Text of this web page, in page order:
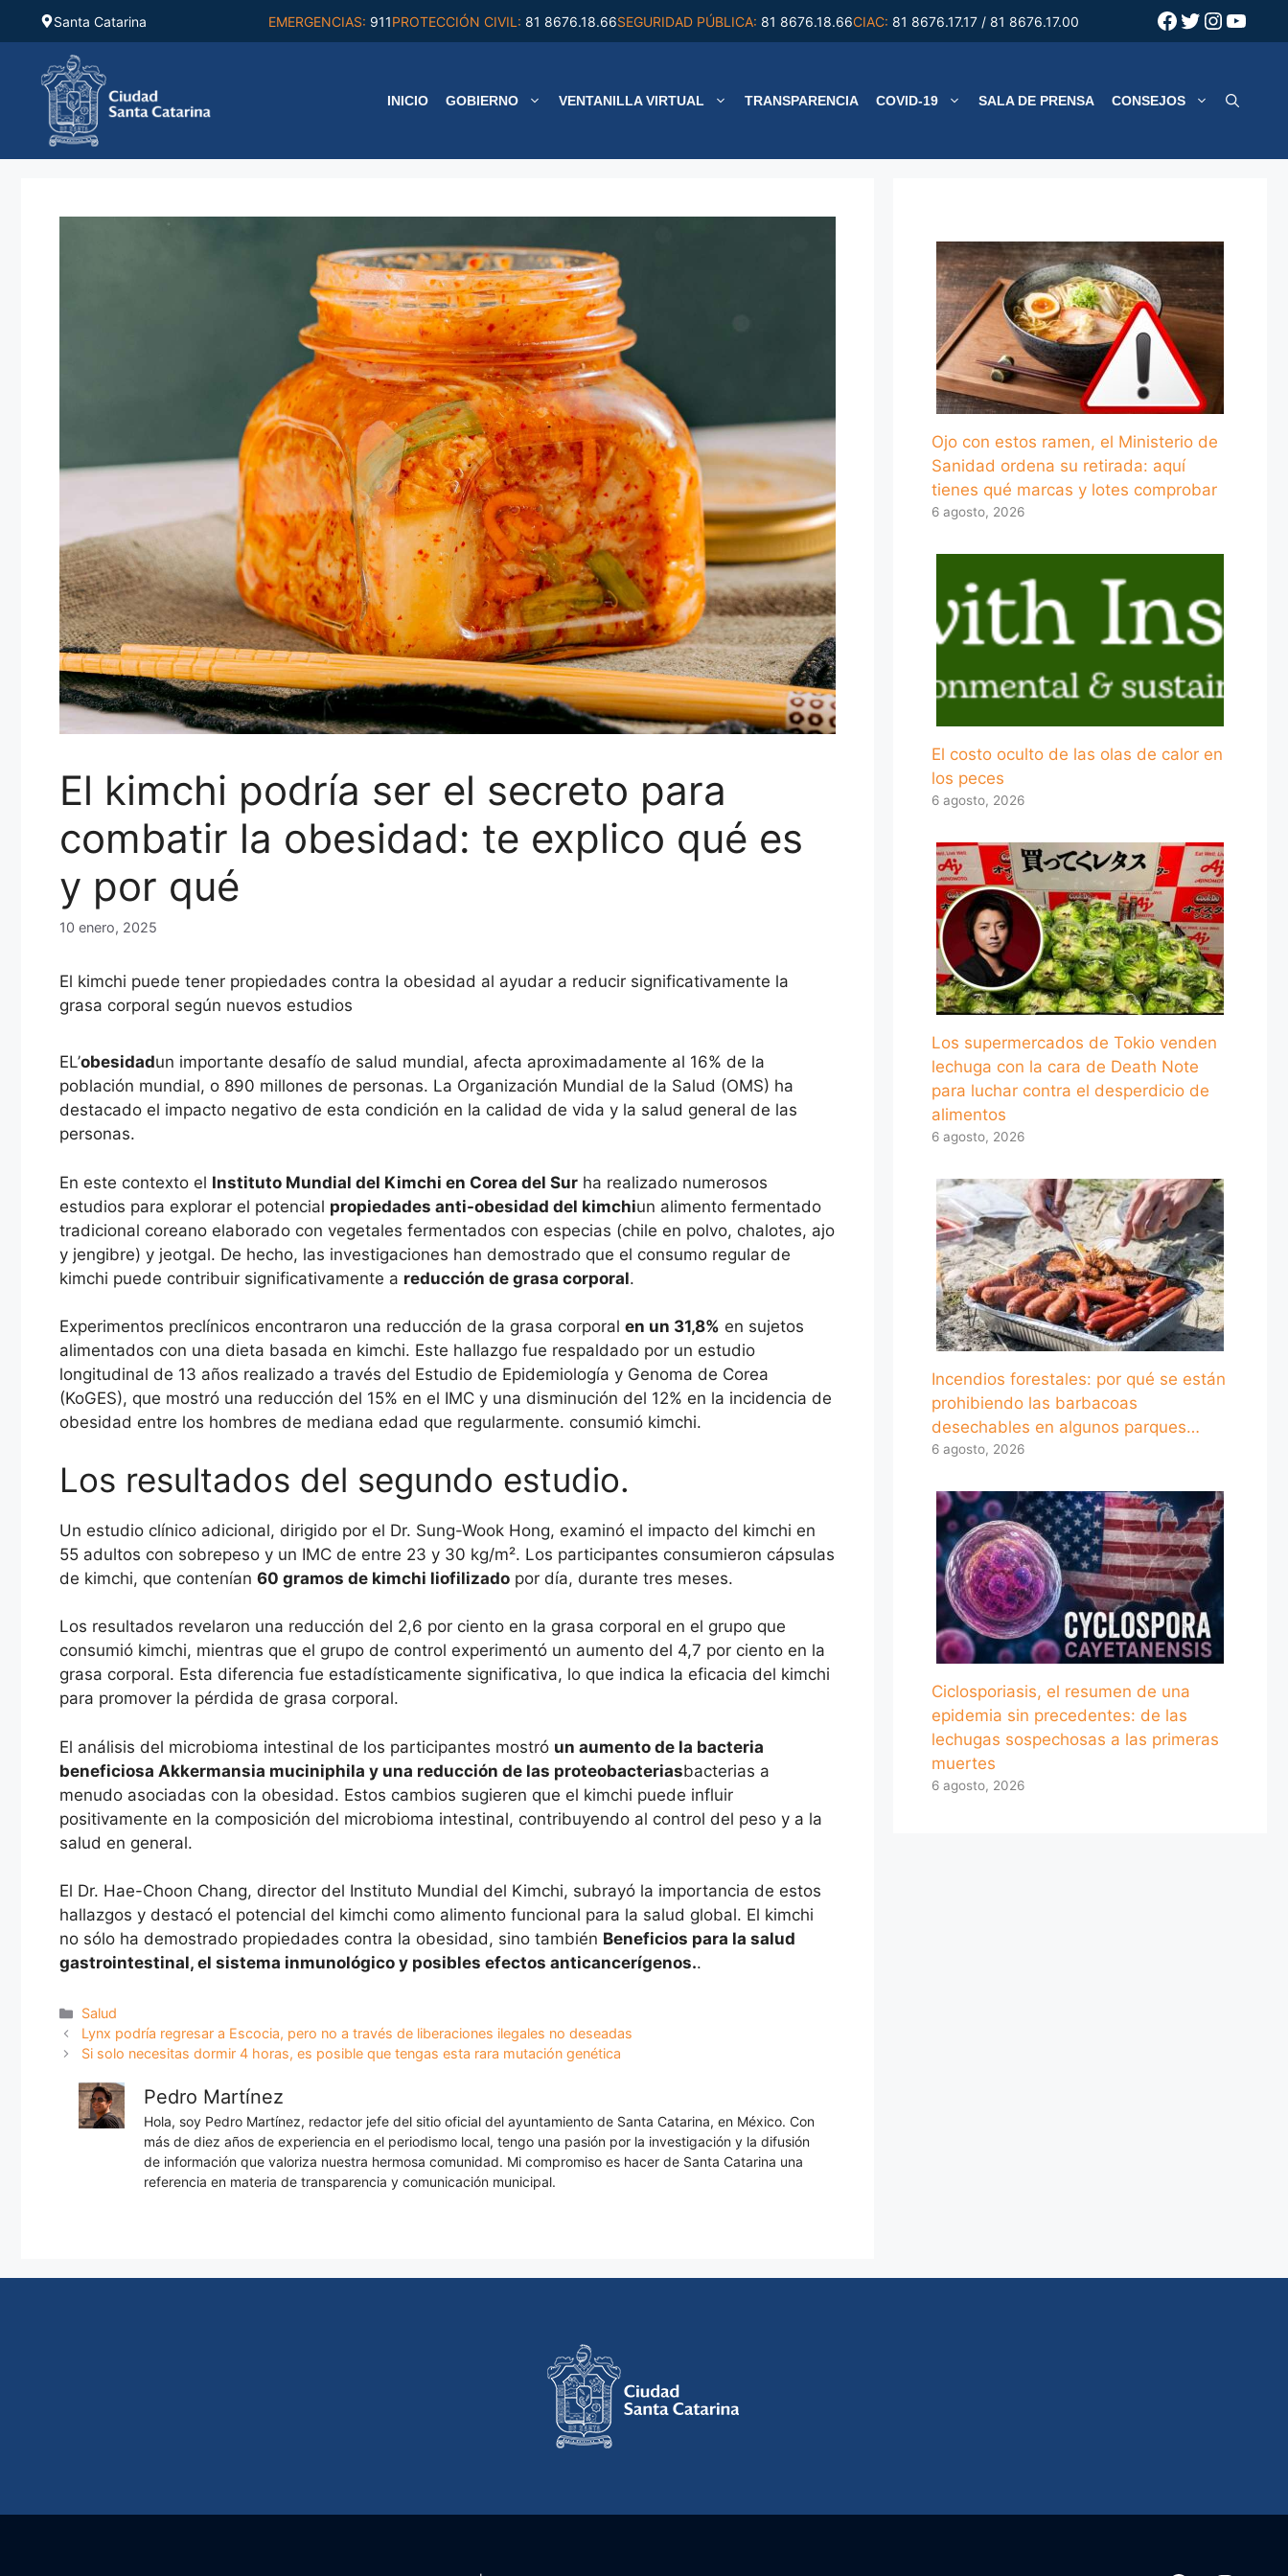
Saltar
contenido
Santa Catarina EMERGENCIAS: 911PROTECCIÓN CIVIL: 81 8676.18.66SEGURIDAD PÚBLICA: 81 8676.18.66CIAC: 81 8676.17.17 / 81 8676.17.00 Facebook
Twitter
INICIO GOBIERNO VENTANILLA VIRTUAL TRANSPARENCIA COVID-19 SALA DE PRENSA CONSEJOS
El kimchi podría ser el secreto para
combatir la obesidad: te explico qué es
y por qué
10 enero, 2025
El kimchi puede tener propiedades contra la obesidad al ayudar a reducir significativamente la
grasa corporal según nuevos estudios
EL’obesidadun importante desafío de salud mundial, afecta aproximadamente al 16% de la
población mundial, o 890 millones de personas. La Organización Mundial de la Salud (OMS) ha
destacado el impacto negativo de esta condición en la calidad de vida y la salud general de las
personas.
En este contexto el Instituto Mundial del Kimchi en Corea del Sur ha realizado numerosos
estudios para explorar el potencial propiedades anti-obesidad del kimchiun alimento fermentado
tradicional coreano elaborado con vegetales fermentados con especias (chile en polvo, chalotes, ajo
y jengibre) y jeotgal. De hecho, las investigaciones han demostrado que el consumo regular de
kimchi puede contribuir significativamente a reducción de grasa corporal.
Experimentos preclínicos encontraron una reducción de la grasa corporal en un 31,8% en sujetos
alimentados con una dieta basada en kimchi. Este hallazgo fue respaldado por un estudio
longitudinal de 13 años realizado a través del Estudio de Epidemiología y Genoma de Corea
(KoGES), que mostró una reducción del 15% en el IMC y una disminución del 12% en la incidencia de
obesidad entre los hombres de mediana edad que regularmente. consumió kimchi.
Los resultados del segundo estudio.
Un estudio clínico adicional, dirigido por el Dr. Sung-Wook Hong, examinó el impacto del kimchi en
55 adultos con sobrepeso y un IMC de entre 23 y 30 kg/m². Los participantes consumieron cápsulas
de kimchi, que contenían 60 gramos de kimchi liofilizado por día, durante tres meses.
Los resultados revelaron una reducción del 2,6 por ciento en la grasa corporal en el grupo que
consumió kimchi, mientras que el grupo de control experimentó un aumento del 4,7 por ciento en la
grasa corporal. Esta diferencia fue estadísticamente significativa, lo que indica la eficacia del kimchi
para promover la pérdida de grasa corporal.
El análisis del microbioma intestinal de los participantes mostró un aumento de la bacteria
beneficiosa Akkermansia muciniphila y una reducción de las proteobacteriasbacterias a
menudo asociadas con la obesidad. Estos cambios sugieren que el kimchi puede influir
positivamente en la composición del microbioma intestinal, contribuyendo al control del peso y a la
salud en general.
El Dr. Hae-Choon Chang, director del Instituto Mundial del Kimchi, subrayó la importancia de estos
hallazgos y destacó el potencial del kimchi como alimento funcional para la salud global. El kimchi
no sólo ha demostrado propiedades contra la obesidad, sino también Beneficios para la salud
gastrointestinal, el sistema inmunológico y posibles efectos anticancerígenos..
Categorías
Salud
Lynx podría regresar a Escocia, pero no a través de liberaciones ilegales no deseadas
Si solo necesitas dormir 4 horas, es posible que tengas esta rara mutación genética
Pedro Martínez
Hola, soy Pedro Martínez, redactor jefe del sitio oficial del ayuntamiento de Santa Catarina, en México. Con
más de diez años de experiencia en el periodismo local, tengo una pasión por la investigación y la difusión
de información que valoriza nuestra hermosa comunidad. Mi compromiso es hacer de Santa Catarina una
referencia en materia de transparencia y comunicación municipal.
Ojo con estos ramen, el Ministerio de
Sanidad ordena su retirada: aquí
tienes qué marcas y lotes comprobar
6 agosto, 2026
El costo oculto de las olas de calor en
los peces
6 agosto, 2026
Los supermercados de Tokio venden
lechuga con la cara de Death Note
para luchar contra el desperdicio de
alimentos
6 agosto, 2026
Incendios forestales: por qué se están
prohibiendo las barbacoas
desechables en algunos parques…
6 agosto, 2026
Ciclosporiasis, el resumen de una
epidemia sin precedentes: de las
lechugas sospechosas a las primeras
muertes
6 agosto, 2026